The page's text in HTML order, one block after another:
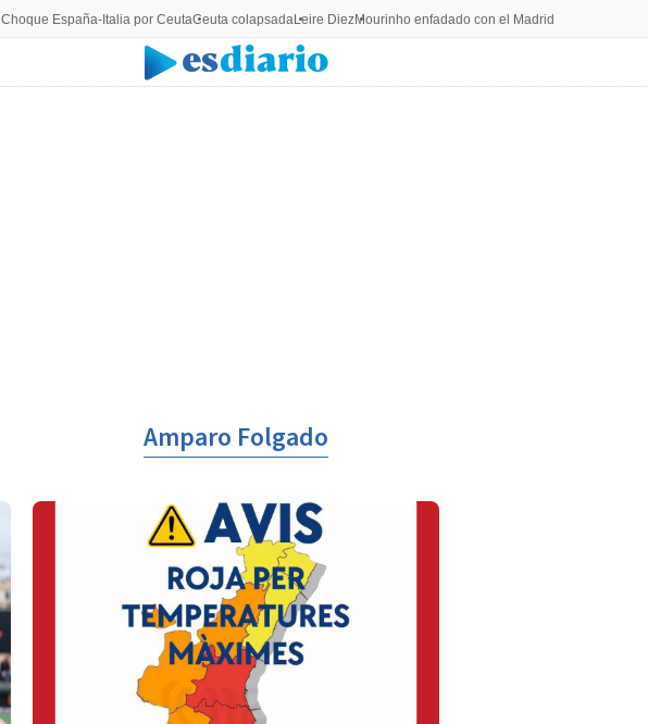
Choque España-Italia por CeutaCeuta colapsadaLeire DiezMourinho enfadado con el Madrid
Amparo Folgado